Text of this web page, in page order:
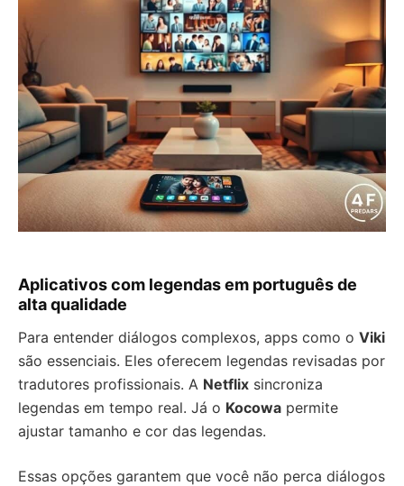
Aplicativos com legendas em português de
alta qualidade
Para entender diálogos complexos, apps como o Viki
são essenciais. Eles oferecem legendas revisadas por
tradutores profissionais. A Netflix sincroniza
legendas em tempo real. Já o Kocowa permite
ajustar tamanho e cor das legendas.
Essas opções garantem que você não perca diálogos